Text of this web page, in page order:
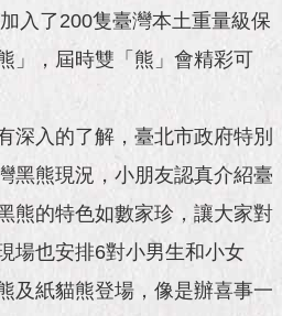
入了200隻臺灣本土重量級保
」，屆時雙「熊」會精彩可
深入的了解，臺北市政府特別
黑熊現況，小朋友認真介紹臺
熊的特色如數家珍，讓大家對
場也安排6對小男生和小女
及紙貓熊登場，像是辦喜事一